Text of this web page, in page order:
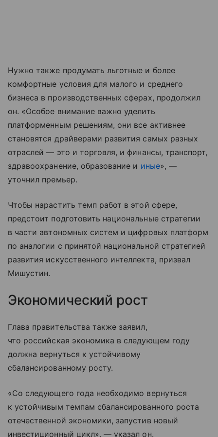
Нужно также продумать льготные и более
комфортные условия для малого и среднего
бизнеса в производственных сферах, продолжил
он. «Особое внимание важно уделить
платформенным решениям, они все активнее
становятся драйверами развития самых разных
отраслей — это и торговля, и финансы, транспорт,
здравоохранение, образование и иные», —
уточнил премьер.
Чтобы нарастить темп работ в этой сфере,
предстоит подготовить национальные стратегии
в части автономных систем и цифровых платформ
по аналогии с принятой национальной стратегией
развития искусственного интеллекта, призвал
Мишустин.
Экономический рост
Глава правительства также заявил,
что российская экономика в следующем году
должна вернуться к устойчивому
сбалансированному росту.
«Со следующего года необходимо вернуться
к устойчивым темпам сбалансированного роста
отечественной экономики, запустив новый
инвестиционный цикл», — указал он.